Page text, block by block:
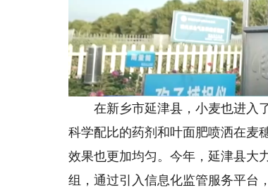
在新乡市延津县，小麦也进入了
科学配比的药剂和叶面肥喷洒在麦
效果也更加均匀。今年，延津县大
组，通过引入信息化监管服务平台